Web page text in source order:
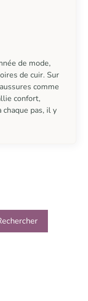
de mode,
de cuir. Sur
comme
confort,
chaque pas, il y